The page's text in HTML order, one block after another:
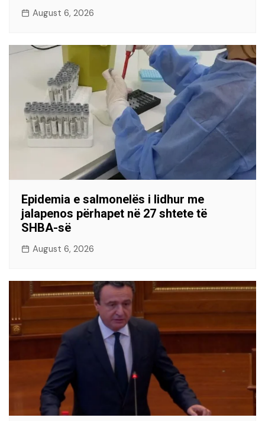
August 6, 2026
Epidemia e salmonelës i lidhur me
jalapenos përhapet në 27 shtete të
SHBA-së
August 6, 2026